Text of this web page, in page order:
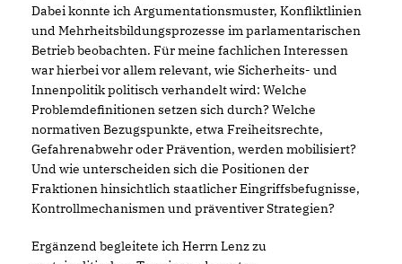
Dabei konnte ich Argumentationsmuster, Konfliktlinien
und Mehrheitsbildungsprozesse im parlamentarischen
Betrieb beobachten. Für meine fachlichen Interessen
war hierbei vor allem relevant, wie Sicherheits- und
Innenpolitik politisch verhandelt wird: Welche
Problemdefinitionen setzen sich durch? Welche
normativen Bezugspunkte, etwa Freiheitsrechte,
Gefahrenabwehr oder Prävention, werden mobilisiert?
Und wie unterscheiden sich die Positionen der
Fraktionen hinsichtlich staatlicher Eingriffsbefugnisse,
Kontrollmechanismen und präventiver Strategien?
Ergänzend begleitete ich Herrn Lenz zu